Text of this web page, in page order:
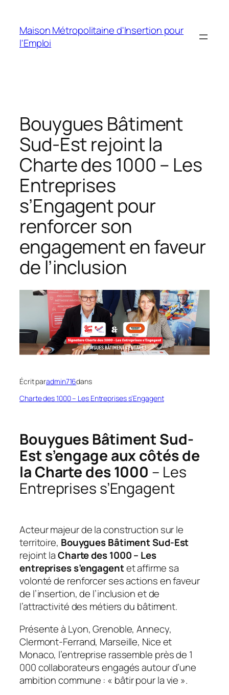
contenu
Maison Métropolitaine d'Insertion pour
l'Emploi
Bouygues Bâtiment
Sud-Est rejoint la
Charte des 1000 – Les
Entreprises
s’Engagent pour
renforcer son
engagement en faveur
de l’inclusion
Écrit paradmin716dans
Charte des 1000 – Les Entreprises s’Engagent
Bouygues Bâtiment Sud-
Est s’engage aux côtés de
la Charte des 1000 – Les
Entreprises s’Engagent
Acteur majeur de la construction sur le
territoire, Bouygues Bâtiment Sud-Est
rejoint laCharte des 1000 – Les
entreprises s’engagentet affirme sa
volonté de renforcer ses actions en faveur
de l’insertion, de l’inclusion et de
l’attractivité des métiers du bâtiment.
Présente à Lyon, Grenoble, Annecy,
Clermont-Ferrand, Marseille, Nice et
Monaco, l’entreprise rassemble près de 1
000 collaborateurs engagés autour d’une
ambition commune : « bâtir pour la vie ».